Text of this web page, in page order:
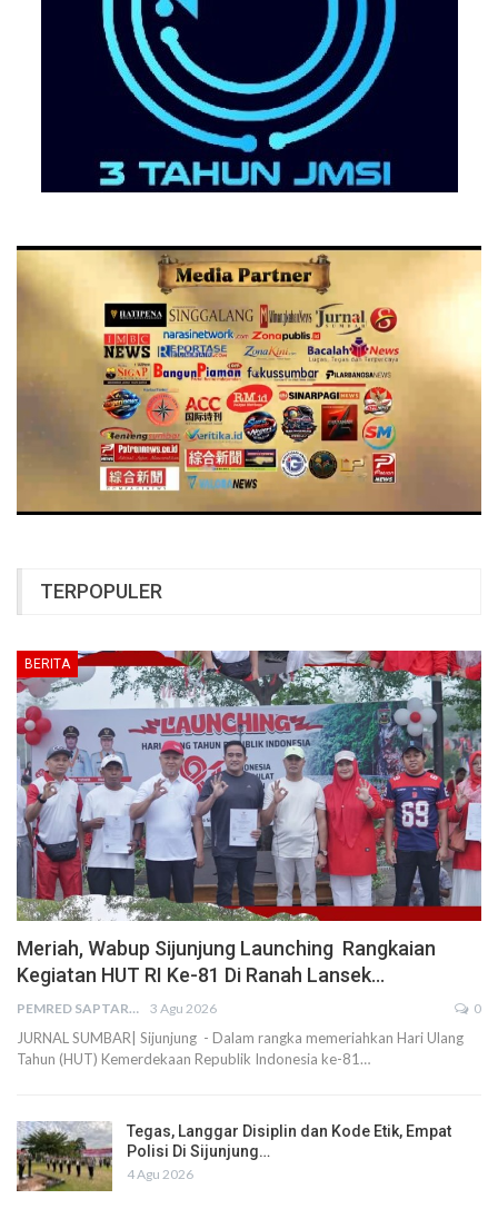
TERPOPULER
BERITA
Meriah, Wabup Sijunjung Launching Rangkaian
Kegiatan HUT RI Ke-81 Di Ranah Lansek…
PEMRED SAPTARIUS 3 Agu 2026 0
JURNAL SUMBAR| Sijunjung - Dalam rangka memeriahkan Hari Ulang
Tahun (HUT) Kemerdekaan Republik Indonesia ke-81…
Tegas, Langgar Disiplin dan Kode Etik, Empat
Polisi Di Sijunjung…
4 Agu 2026